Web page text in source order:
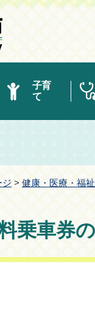
子育
て
ジ > 健康・医療・福祉
乗車券